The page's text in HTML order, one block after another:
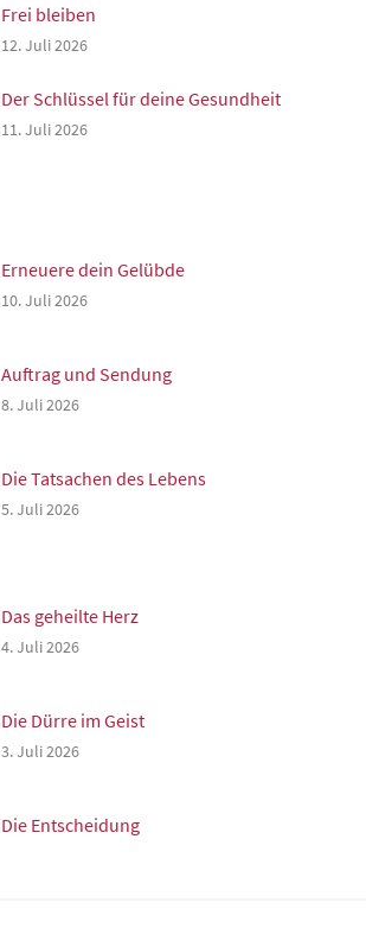
Frei bleiben
12. Juli 2026
Der Schlüssel für deine Gesundheit
11. Juli 2026
Erneuere dein Gelübde
10. Juli 2026
Auftrag und Sendung
8. Juli 2026
Die Tatsachen des Lebens
5. Juli 2026
Das geheilte Herz
4. Juli 2026
Die Dürre im Geist
3. Juli 2026
Die Entscheidung